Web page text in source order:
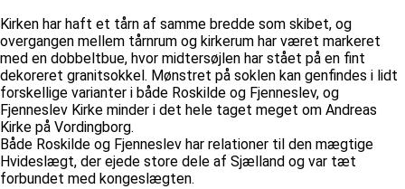
Kirken har haft et tårn af samme bredde som skibet, og
overgangen mellem tårnrum og kirkerum har været markeret
med en dobbeltbue, hvor midtersøjlen har stået på en fint
dekoreret granitsokkel. Mønstret på soklen kan genfindes i lidt
forskellige varianter i både Roskilde og Fjenneslev, og
Fjenneslev Kirke minder i det hele taget meget om Andreas
Kirke på Vordingborg.
Både Roskilde og Fjenneslev har relationer til den mægtige
Hvideslægt, der ejede store dele af Sjælland og var tæt
forbundet med kongeslægten.